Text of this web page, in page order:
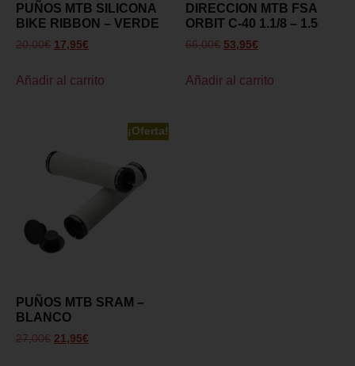
PUÑOS MTB SILICONA
BIKE RIBBON – VERDE
20,00€ 17,95€
Añadir al carrito
DIRECCION MTB FSA
ORBIT C-40 1.1/8 – 1.5
66,00€ 53,95€
Añadir al carrito
¡Oferta!
PUÑOS MTB SRAM –
BLANCO
27,00€ 21,95€